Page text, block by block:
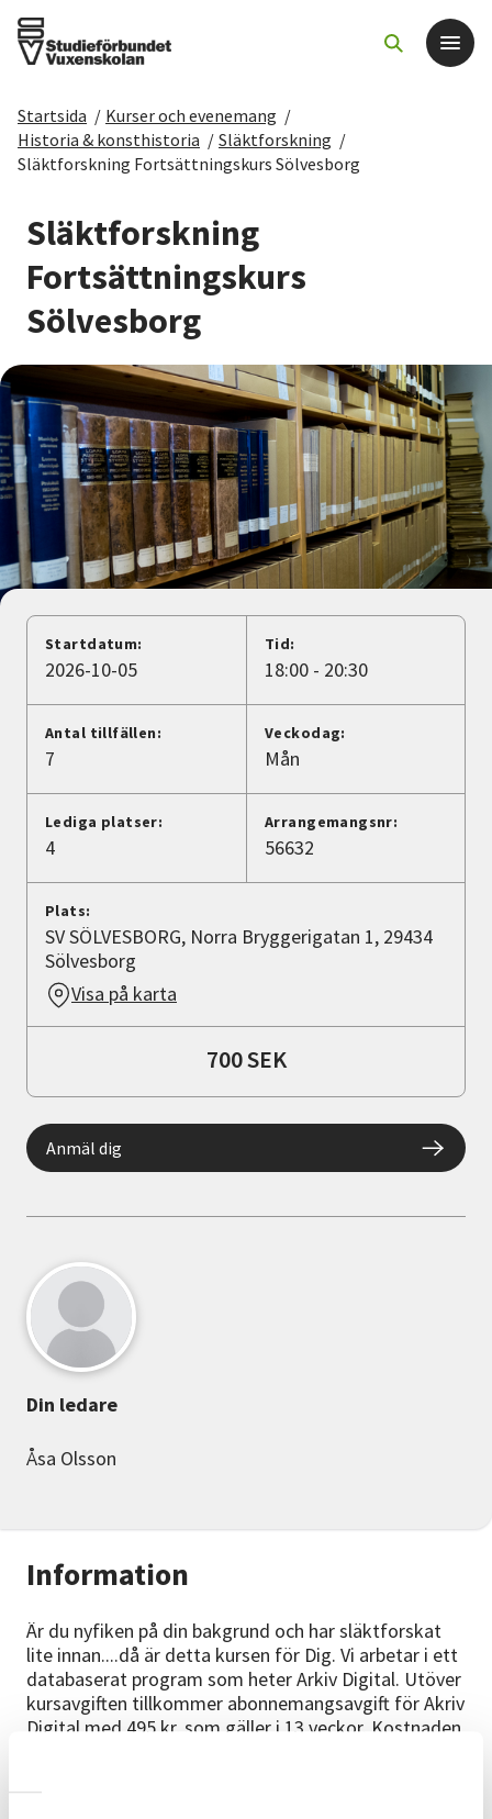
Det här gör vi
Sök kurser och evenemang
Om SV
Starta studiecirkel
Cirkelledare
Nyheter
Avdelningar
Lyssna
Startsida / Kurser och evenemang /
Historia & konsthistoria / Släktforskning /
Släktforskning Fortsättningskurs Sölvesborg
Släktforskning
Fortsättningskurs
Sölvesborg
Information
Är du nyfiken på din bakgrund och har släktforskat
lite innan....då är detta kursen för Dig. Vi arbetar i ett
databaserat program som heter Arkiv Digital. Utöver
kursavgiften tillkommer abonnemangsavgift för Akriv
Digital med 495 kr, som gäller i 13 veckor. Kostnaden
Förkunskaper och material
Startdatum:
2026-10-05
Tid:
18:00 - 20:30
Antal tillfällen:
7
Veckodag:
Mån
Lediga platser:
4
Arrangemangsnr:
56632
Plats:
SV SÖLVESBORG, Norra Bryggerigatan 1, 29434
Sölvesborg
Visa på karta
700 SEK
Anmäl dig
Din ledare
Åsa Olsson